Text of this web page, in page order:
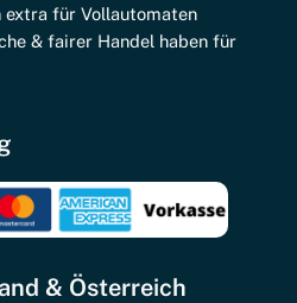
extra für Vollautomaten
& fairer Handel haben für
& Österreich